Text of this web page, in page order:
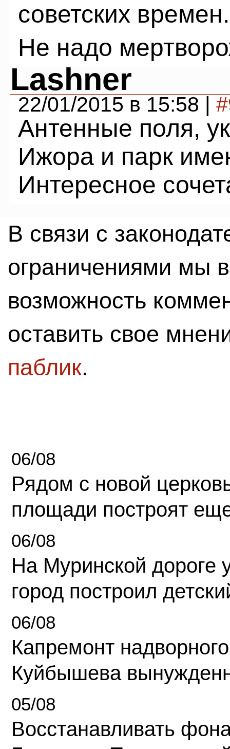
советских времен.
Не надо
Lashner
22/01/2015 в 15:58 |
Антенные поля,
Ижора и парк
Интересное
В связи с
ограничениями мы
возможность
оставить свое
паблик.
06/08
Рядом с новой
площади построят
06/08
На Муринской дороге
город построил
06/08
Капремонт
Куйбышева
05/08
Восстанавливать